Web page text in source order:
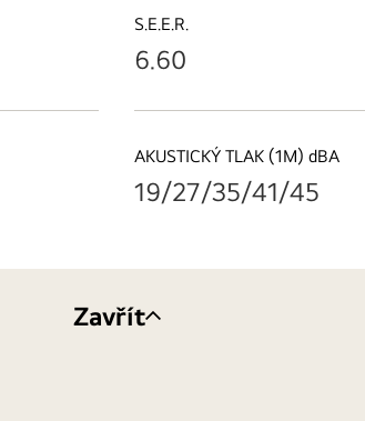
S.E.E.R.
6.60
AKUSTICKÝ TLAK (1M) dBA
19/27/35/41/45
Zavřít